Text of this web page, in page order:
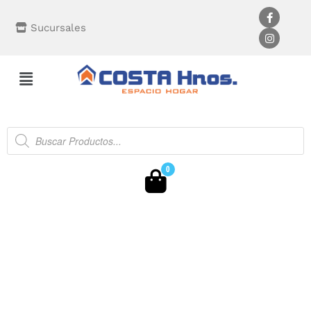
Sucursales
0